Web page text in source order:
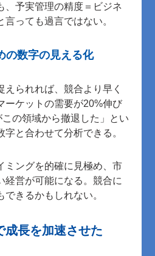
、予実管理の精度＝ビジネ
っても過言ではない。
の数字の見える化
えられれば、競合より早く
ーケットの需要が20%伸び
の領域から撤退した」とい
字と合わせて分析できる。
ミングを的確に見極め、市
経営が可能になる。競合に
きるかもしれない。
成長を加速させた